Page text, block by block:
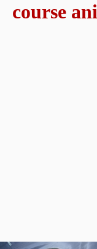
course